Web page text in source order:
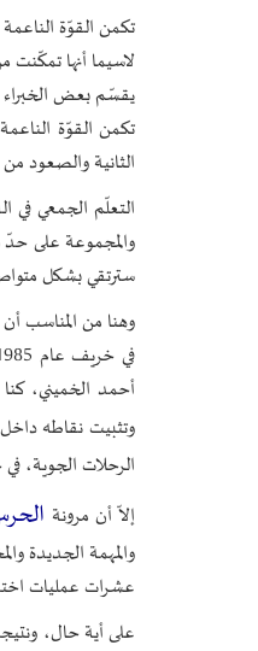
تكمن القوّة الناعمة
لاسيما أنها
تكمن القوّة
الثانية والصعود من
التعلّم الجمعي في
والمجموعة على حدّ
سترتقي بشكل
وهنا من المناسب
أحمد الخميني،
وتثبيت نقاطه داخل
الرحلات الجوية،
إلاّ أن مرونة
والمهمة الجديدة
عشرات عمليات اختطاف الطائرات،
على أية حال،